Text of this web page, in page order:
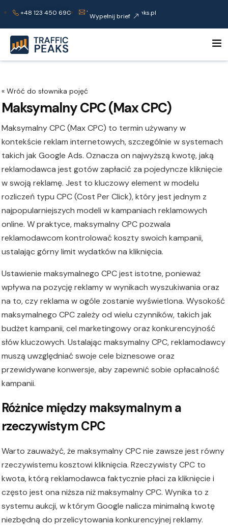
+48 123 450 690 kontakt@trafficpeaks.pl
Wypełnij brief
Maksymalny CPC (Max CPC)
Maksymalny CPC (Max CPC) to termin używany w
kontekście reklam internetowych, szczególnie w systemach
takich jak Google Ads. Oznacza on najwyższą kwotę, jaką
reklamodawca jest gotów zapłacić za pojedyncze kliknięcie
w swoją reklamę. Jest to kluczowy element w modelu
rozliczeń typu CPC (Cost Per Click), który jest jednym z
najpopularniejszych modeli w kampaniach reklamowych
online. W praktyce, maksymalny CPC pozwala
reklamodawcom kontrolować koszty swoich kampanii,
ustalając górny limit wydatków na kliknięcia.
Ustawienie maksymalnego CPC jest istotne, ponieważ
wpływa na pozycję reklamy w wynikach wyszukiwania oraz
na to, czy reklama w ogóle zostanie wyświetlona. Wysokość
maksymalnego CPC zależy od wielu czynników, takich jak
budżet kampanii, cel marketingowy oraz konkurencyjność
słów kluczowych. Ustalając maksymalny CPC, reklamodawcy
muszą uwzględniać swoje cele biznesowe oraz
przewidywane konwersje, aby zapewnić sobie opłacalność
kampanii.
Różnice między maksymalnym a
rzeczywistym CPC
Warto zauważyć, że maksymalny CPC nie zawsze jest równy
rzeczywistemu kosztowi kliknięcia. Rzeczywisty CPC to
kwota, którą reklamodawca faktycznie płaci za kliknięcie i
często jest ona niższa niż maksymalny CPC. Wynika to z
systemu aukcji, w którym Google nalicza minimalną kwotę
niezbędną do przelicytowania konkurencyjnej reklamy.